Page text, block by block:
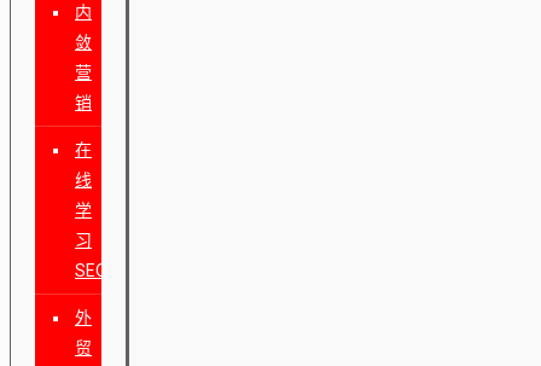
内
敛
营
销
在
线
学
习
SEO
外
贸